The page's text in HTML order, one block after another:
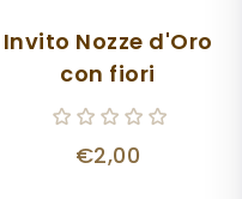
Invito Nozze d'Oro
con fiori
€2,00